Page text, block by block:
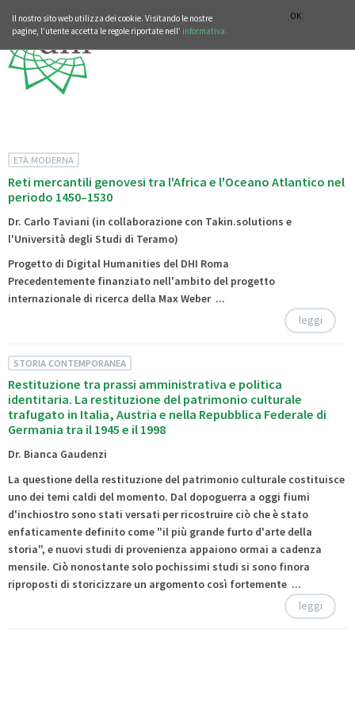
OK
Il nostro sito web utilizza dei cookie. Visitando le nostre
pagine, l’utente accetta le regole riportate nell’ informativa.
ETÀ MODERNA
Reti mercantili genovesi tra l'Africa e l'Oceano Atlantico nel
periodo 1450–1530
Dr. Carlo Taviani (in collaborazione con Takin.solutions e
l'Università degli Studi di Teramo)
Progetto di Digital Humanities del DHI Roma
Precedentemente finanziato nell'ambito del progetto
internazionale di ricerca della Max Weber ...
leggi
STORIA CONTEMPORANEA
Restituzione tra prassi amministrativa e politica
identitaria. La restituzione del patrimonio culturale
trafugato in Italia, Austria e nella Repubblica Federale di
Germania tra il 1945 e il 1998
Dr. Bianca Gaudenzi
La questione della restituzione del patrimonio culturale costituisce
uno dei temi caldi del momento. Dal dopoguerra a oggi fiumi
d'inchiostro sono stati versati per ricostruire ciò che è stato
enfaticamente definito come "il più grande furto d'arte della
storia", e nuovi studi di provenienza appaiono ormai a cadenza
mensile. Ciò nonostante solo pochissimi studi si sono finora
riproposti di storicizzare un argomento così fortemente ...
leggi